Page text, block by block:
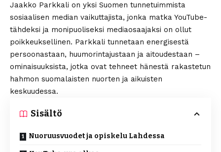
Jaakko Parkkali on yksi Suomen tunnetuimmista
sosiaalisen median vaikuttajista, jonka matka YouTube-
tähdeksi ja monipuoliseksi mediaosaajaksi on ollut
poikkeuksellinen. Parkkali tunnetaan energisestä
persoonastaan, huumorintajustaan ja aitoudestaan –
ominaisuuksista, jotka ovat tehneet hänestä rakastetun
hahmon suomalaisten nuorten ja aikuisten
keskuudessa.
Sisältö
Nuoruusvuodet ja opiskelu Lahdessa